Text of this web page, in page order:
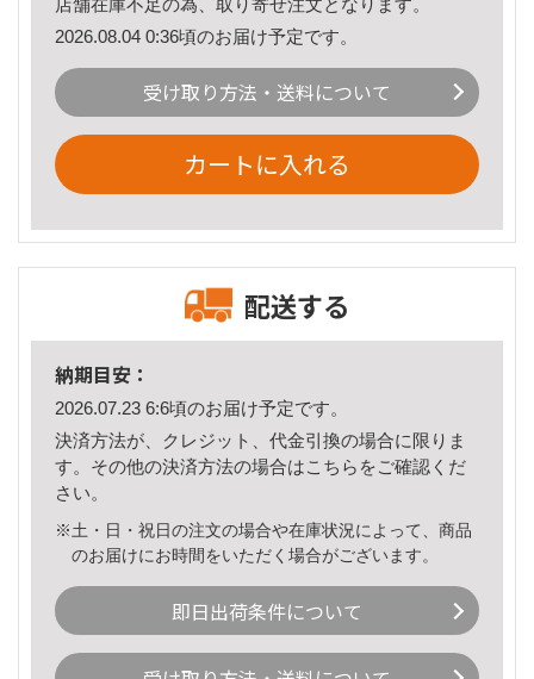
店舗在庫不足の為、取り寄せ注文となります。
2026.08.04 0:36頃のお届け予定です。
受け取り方法・送料について
カートに入れる
配送する
納期目安：
2026.07.23 6:6頃のお届け予定です。
決済方法が、クレジット、代金引換の場合に限りま
す。その他の決済方法の場合はこちら をご確認くだ
さい。
※土・日・祝日の注文の場合や在庫状況によって、商品
のお届けにお時間をいただく場合がございます。
即日出荷条件について